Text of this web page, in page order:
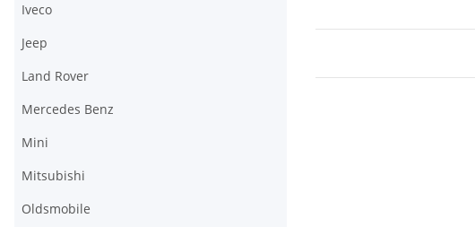
Iveco
Jeep
Land Rover
Mercedes Benz
Mini
Mitsubishi
Oldsmobile